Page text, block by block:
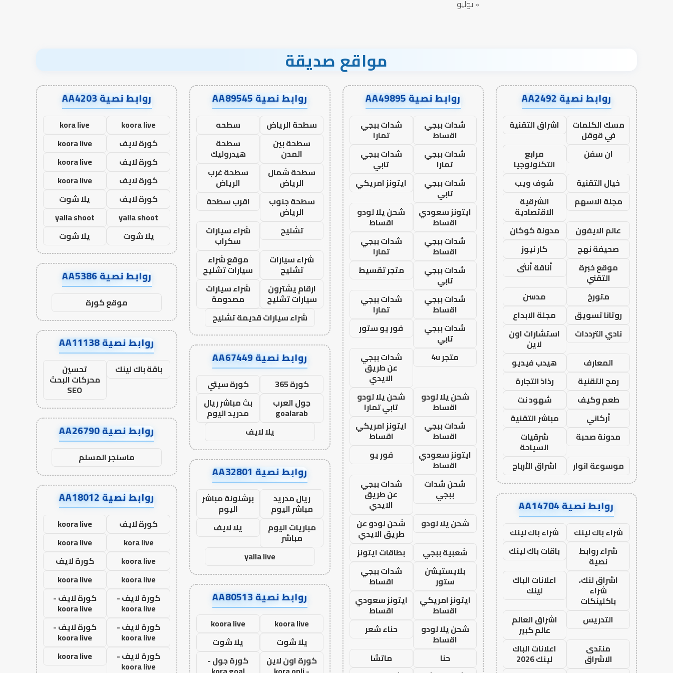
« يوليو
مواقع صديقة
روابط نصية AA2492
مسك الكلمات
في قوقل
اشراق التقنية
ان سفن
مرابع
التكنولوجيا
خيال التقنية
شوف ويب
مجلة الاسهم
الشرقية
الاقتصادية
عالم الايفون
مدونة كوكان
صحيفة نهج
كار نيوز
موقع خبرة
التقني
أناقة أنثى
متورخ
مدسن
روتانا تسويق
مجلة الابداع
نادي الترددات
استشارات اون
لاين
المعارف
هيدب فيديو
رمح التقنية
رذاذ التجارة
طعم وكيف
شهود نت
أركاني
مباشر التقنية
مدونة صحبة
شرقيات
السياحة
موسوعة انوار
اشراق الأرباح
روابط نصية AA14704
شراء باك لينك
شراء باك لينك
شراء روابط
نصية
باقات باك لينك
اشراق لنك،
شراء
باكلينكات
اعلانات الباك
لينك
التدريس
اشراق العالم
عالم كبير
منتدى
الاشراق
اعلانات الباك
لينك 2026
روابط نصية AA49895
شدات ببجي
اقساط
شدات ببجي
تمارا
شدات ببجي
تمارا
شدات ببجي
تابي
شدات ببجي
تابي
ايتونز امريكي
ايتونز سعودي
اقساط
شحن يلا لودو
اقساط
شدات ببجي
اقساط
شدات ببجي
تمارا
شدات ببجي
تابي
متجر تقسيط
شدات ببجي
اقساط
شدات ببجي
تمارا
شدات ببجي
تابي
فور يو ستور
متجر 4u
شدات ببجي
عن طريق
الايدي
شحن يلا لودو
اقساط
شحن يلا لودو
تابي تمارا
شدات ببجي
اقساط
ايتونز امريكي
اقساط
ايتونز سعودي
اقساط
فور يو
شحن شدات
ببجي
شدات ببجي
عن طريق
الايدي
شحن يلا لودو
شحن لودو عن
طريق الايدي
شعبية ببجي
بطاقات ايتونز
بلايستيشن
ستور
شدات ببجي
اقساط
ايتونز امريكي
اقساط
ايتونز سعودي
اقساط
شحن يلا لودو
اقساط
حناء شعر
حنا
ماتشا
روابط نصية AA89545
سطحة الرياض
سطحه
سطحة بين
المدن
سطحة
هيدروليك
سطحة شمال
الرياض
سطحة غرب
الرياض
سطحة جنوب
الرياض
اقرب سطحة
تشليح
شراء سيارات
سكراب
شراء سيارات
تشليح
موقع شراء
سيارات تشليح
ارقام يشترون
سيارات تشليح
شراء سيارات
مصدومة
شراء سيارات قديمة تشليح
روابط نصية AA67449
كورة 365
كورة سيتي
جول العرب
goalarab
بث مباشر ريال
مدريد اليوم
يلا لايف
روابط نصية AA32801
ريال مدريد
مباشر اليوم
برشلونة مباشر
اليوم
مباريات اليوم
مباشر
يلا لايف
yalla live
روابط نصية AA80513
koora live
koora live
يلا شوت
يلا شوت
كورة اون لاين
كورة جول -
روابط نصية AA4203
koora live
kora live
كورة لايف
koora live
كورة لايف
koora live
كورة لايف
koora live
كورة لايف
يلا شوت
yalla shoot
yalla shoot
يلا شوت
يلا شوت
روابط نصية AA5386
موقع كورة
روابط نصية AA11138
باقة باك لينك تحسين
محركات البحث
SEO
روابط نصية AA26790
ماسنجر المسلم
روابط نصية AA18012
كورة لايف
koora live
kora live
koora live
koora live
كورة لايف
koora live
koora live
كورة لايف -
koora live
كورة لايف -
koora live
كورة لايف -
koora live
كورة لايف -
koora live
كورة لايف -
koora live
koora live